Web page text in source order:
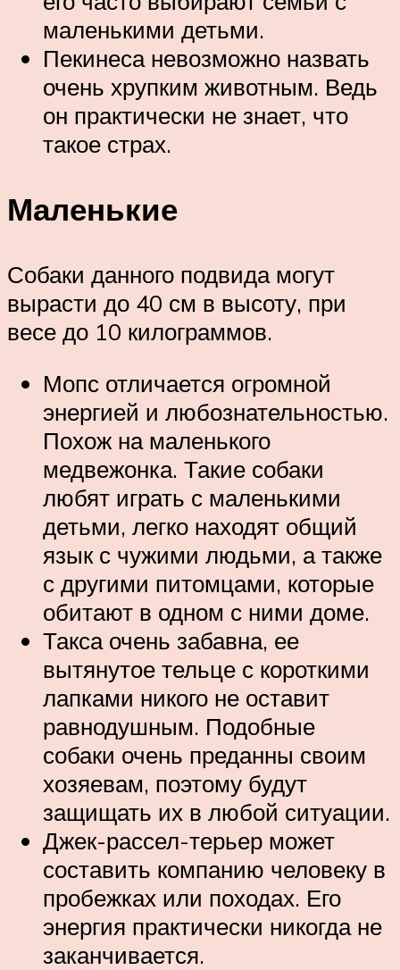
маленькими детьми.
Пекинеса невозможно назвать
очень хрупким животным. Ведь
он практически не знает, что
такое страх.
Маленькие
Собаки данного подвида могут
вырасти до 40 см в высоту, при
весе до 10 килограммов.
Мопс отличается огромной
энергией и любознательностью.
Похож на маленького
медвежонка. Такие собаки
любят играть с маленькими
детьми, легко находят общий
язык с чужими людьми, а также
с другими питомцами, которые
обитают в одном с ними доме.
Такса очень забавна, ее
вытянутое тельце с короткими
лапками никого не оставит
равнодушным. Подобные
собаки очень преданны своим
хозяевам, поэтому будут
защищать их в любой ситуации.
Джек-рассел-терьер может
составить компанию человеку в
пробежках или походах. Его
энергия практически никогда не
заканчивается.